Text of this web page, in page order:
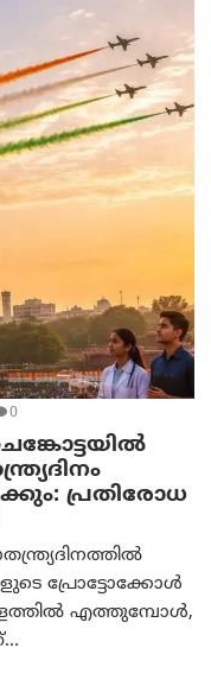
0
പ്രതിരോധ
പ്രോട്ടോക്കോൾ
എത്തുമ്പോൾ,